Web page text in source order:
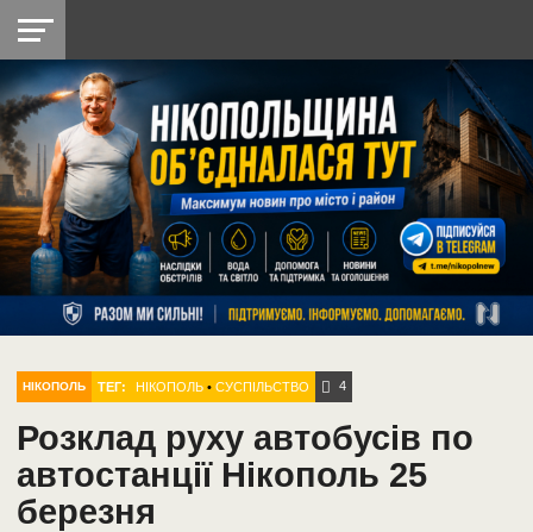
НІКОПОЛЬ
РАЙОН
СІЧЕСЛАВСЬКА
УКРАЇНА
РЕТРО
НІКОПОЛЬ
ЛАЙТ
УКРАЇНА
ДОПОМОГА
РАДІО
НІКОПОЛЬ ТЕГ: НІКОПОЛЬ •СУСПІЛЬСТВО 4
Розклад руху автобусів по
автостанції Нікополь 25
березня